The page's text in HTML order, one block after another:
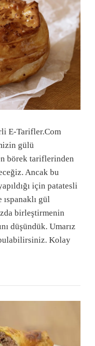
E-Tarifler.Com
gülü
börek tariflerinden
Ancak bu
için patatesli
gül
birleştirmenin
düşündük. Umarız
Kolay